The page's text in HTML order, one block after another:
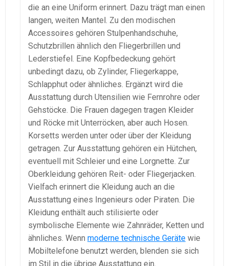
die an eine Uniform erinnert. Dazu trägt man einen
langen, weiten Mantel. Zu den modischen
Accessoires gehören Stulpenhandschuhe,
Schutzbrillen ähnlich den Fliegerbrillen und
Lederstiefel. Eine Kopfbedeckung gehört
unbedingt dazu, ob Zylinder, Fliegerkappe,
Schlapphut oder ähnliches. Ergänzt wird die
Ausstattung durch Utensilien wie Fernrohre oder
Gehstöcke. Die Frauen dagegen tragen Kleider
und Röcke mit Unterröcken, aber auch Hosen.
Korsetts werden unter oder über der Kleidung
getragen. Zur Ausstattung gehören ein Hütchen,
eventuell mit Schleier und eine Lorgnette. Zur
Oberkleidung gehören Reit- oder Fliegerjacken.
Vielfach erinnert die Kleidung auch an die
Ausstattung eines Ingenieurs oder Piraten. Die
Kleidung enthält auch stilisierte oder
symbolische Elemente wie Zahnräder, Ketten und
ähnliches. Wenn moderne technische Geräte wie
Mobiltelefone benutzt werden, blenden sie sich
im Stil in die übrige Ausstattung ein.